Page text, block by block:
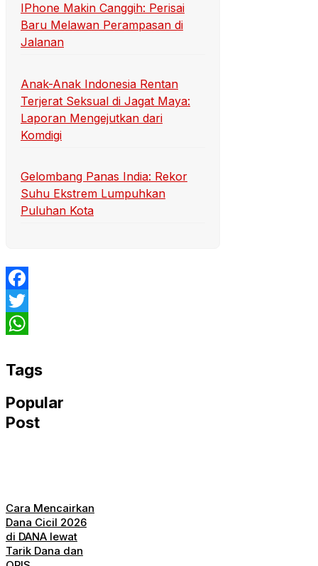
IPhone Makin Canggih: Perisai
Baru Melawan Perampasan di
Jalanan
Anak-Anak Indonesia Rentan
Terjerat Seksual di Jagat Maya:
Laporan Mengejutkan dari
Komdigi
Gelombang Panas India: Rekor
Suhu Ekstrem Lumpuhkan
Puluhan Kota
Facebook
Twitter
Tags
Popular
Post
Cara Mencairkan
Dana Cicil 2026
di DANA lewat
Tarik Dana dan